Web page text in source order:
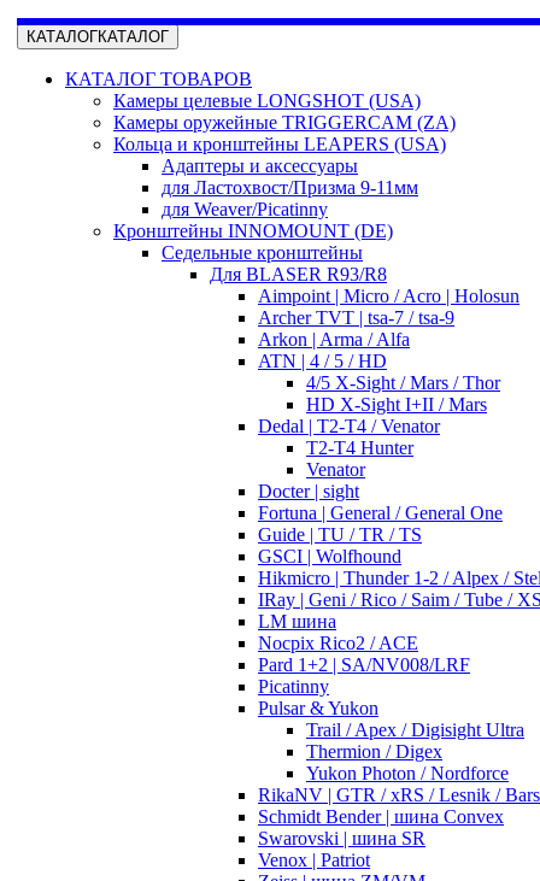
КАТАЛОГКАТАЛОГ
КАТАЛОГ ТОВАРОВ
Камеры целевые LONGSHOT (USA)
Камеры оружейные TRIGGERCAM (ZA)
Кольца и кронштейны LEAPERS (USA)
Адаптеры и аксессуары
для Ластохвост/Призма 9-11мм
для Weaver/Picatinny
Кронштейны INNOMOUNT (DE)
Седельные кронштейны
Для BLASER R93/R8
Aimpoint | Micro / Acro | Holosun
Archer TVT | tsa-7 / tsa-9
Arkon | Arma / Alfa
ATN | 4 / 5 / HD
4/5 X-Sight / Mars / Thor
HD X-Sight I+II / Mars
Dedal | T2-T4 / Venator
T2-T4 Hunter
Venator
Docter | sight
Fortuna | General / General One
Guide | TU / TR / TS
GSCI | Wolfhound
Hikmicro | Thunder 1-2 / Alpex /
IRay | Geni / Rico / Saim / Tube /
LM шина
Nocpix Rico2 / ACE
Pard 1+2 | SA/NV008/LRF
Picatinny
Pulsar & Yukon
Trail / Apex / Digisight Ultra
Thermion / Digex
Yukon Photon / Nordforce
RikaNV | GTR / xRS / Lesnik /
Schmidt Bender | шина Convex
Swarovski | шина SR
Venox | Patriot